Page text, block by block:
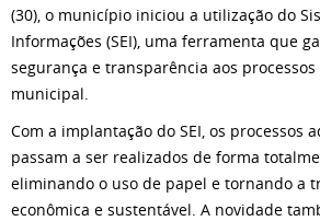
(30), o município iniciou a utilização do
Informações (SEI), uma ferramenta que
segurança e transparência aos
municipal.
Com a implantação do SEI, os processos
passam a ser realizados de forma
eliminando o uso de papel e tornando a
econômica e sustentável. A novidade